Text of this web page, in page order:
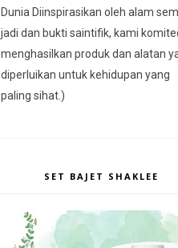
Dunia Diinspirasikan oleh alam
jadi dan bukti saintifik, kami
menghasilkan produk dan alatan
diperluikan untuk kehidupan yang
paling sihat.)
SET BAJET SHAKLEE